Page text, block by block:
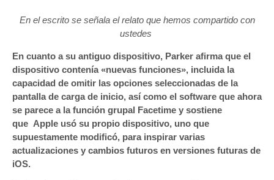
En el escrito se señala el relato que hemos compartido con
ustedes
En cuanto a su antiguo dispositivo, Parker afirma que el
dispositivo contenía «nuevas funciones», incluida la
capacidad de omitir las opciones seleccionadas de la
pantalla de carga de inicio, así como el software que ahora
se parece a la función grupal Facetime y sostiene
que Apple usó su propio dispositivo, uno que
supuestamente modificó, para inspirar varias
actualizaciones y cambios futuros en versiones futuras de
iOS.